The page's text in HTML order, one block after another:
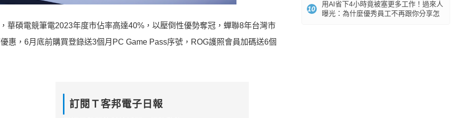
華碩電競筆電2023年度市佔率高達40%，以壓倒性優勢奪冠，蟬聯8年台灣市
惠，6月底前購買登錄送3個月PC Game Pass序號，ROG護照會員加碼送6個
訂閱Ｔ客邦電子日報
10
用AI省下4小時竟被塞更多工作！過來人
曝光：為什麼優秀員工不再跟你分享怎